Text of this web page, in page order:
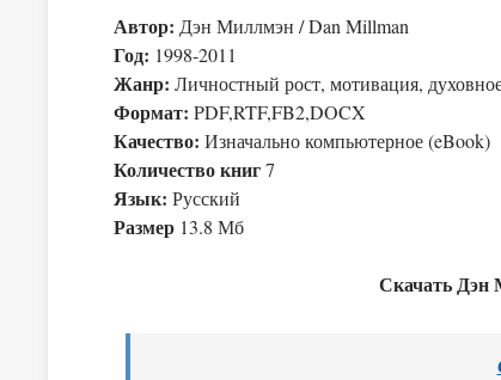
Автор: Дэн Миллмэн / Dan Millman
Год: 1998-2011
Жанр: Личностный рост, мотивация,
Формат: PDF,RTF,FB2,DOCX
Качество: Изначально компьютерное (eBook)
Количество книг7
Язык: Русский
Размер 13.8 Мб
Скачать Дэн